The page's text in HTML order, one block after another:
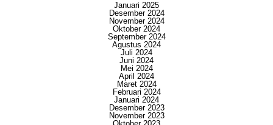
Januari 2025
Desember 2024
November 2024
Oktober 2024
September 2024
Agustus 2024
Juli 2024
Juni 2024
Mei 2024
April 2024
Maret 2024
Februari 2024
Januari 2024
Desember 2023
November 2023